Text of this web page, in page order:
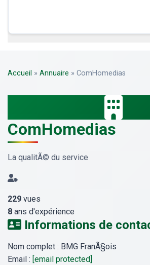
Accueil » Annuaire » ComHomedias
ComHomedias
La qualitÃ© du service
229 vues
8 ans d'expérience
Informations de
Nom complet : BMG FranÃ§ois
Email : [email protected]